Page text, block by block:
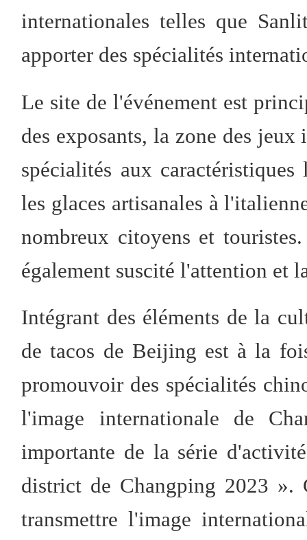
internationales telles que
apporter des spécialités
Le site de l'événement est
des exposants, la zone des
spécialités aux
les glaces artisanales à
nombreux citoyens et
également suscité l'attention et
Intégrant des éléments de la
de tacos de Beijing est à la
promouvoir des spécialités
l'image internationale de
importante de la série
district de Changping 2023 ».
transmettre l'image